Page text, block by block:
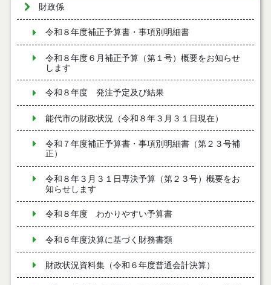
財政係
令和８年度補正予算書・事項別明細書
令和８年度６月補正予算（第１号）概要をお知らせ
します
令和８年度 発注予定及び結果
能代市の財政状況（令和８年３月３１日現在）
令和７年度補正予算書・事項別明細書（第２３号補
正）
令和８年３月３１日専決予算（第２３号）概要をお
知らせします
令和８年度 わかりやすい予算書
令和６年度決算に基づく財務書類
財政状況資料集（令和６年度普通会計決算）